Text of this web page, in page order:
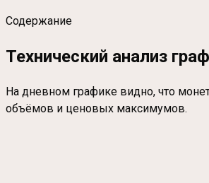
Содержание
Технический анализ
На дневном графике видно, что
объёмов и ценовых максимумов.